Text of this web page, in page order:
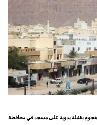
وجرح نحو 20 آخرين، جراء هجوم بقنبلة يدوية على مسجد في محافظة